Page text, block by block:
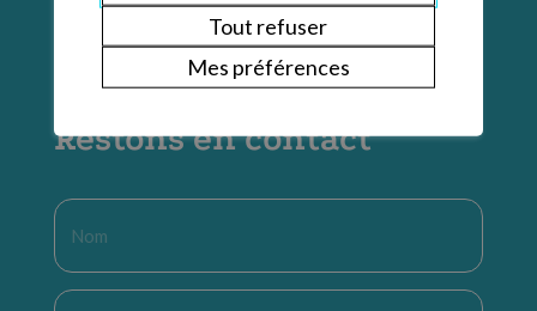
Restons en contact
Nom
Prénom
Tout refuser
Mes préférences